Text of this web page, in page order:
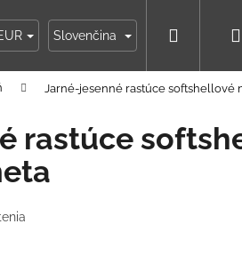
Moja objednávka
Slovenčina
Jarné-jesenné rastúce softshellové
rastúce